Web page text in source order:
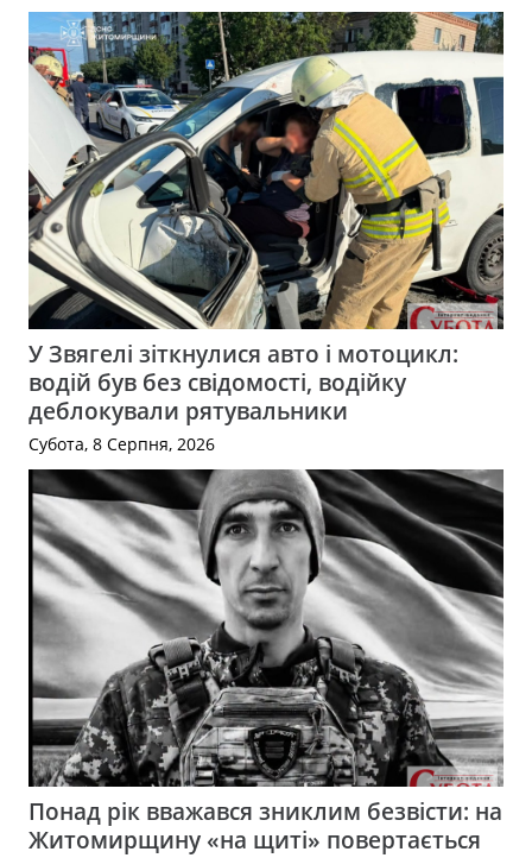
У Звягелі зіткнулися авто і мотоцикл:
водій був без свідомості, водійку
деблокували рятувальники
Субота, 8 Серпня, 2026
Понад рік вважався зниклим безвісти: на
Житомирщину «на щиті» повертається